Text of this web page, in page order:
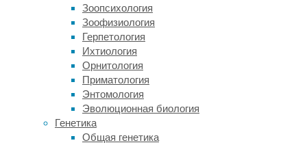
Зоопсихология
Зоофизиология
Герпетология
Ихтиология
Орнитология
Приматология
Энтомология
Эволюционная биология
Генетика
Общая генетика
больших
количествах
ядовито
муравьев,
видимо,
научились
применять